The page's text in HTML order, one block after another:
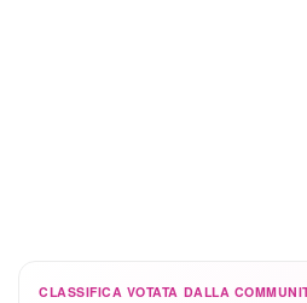
CLASSIFICA VOTATA DALLA